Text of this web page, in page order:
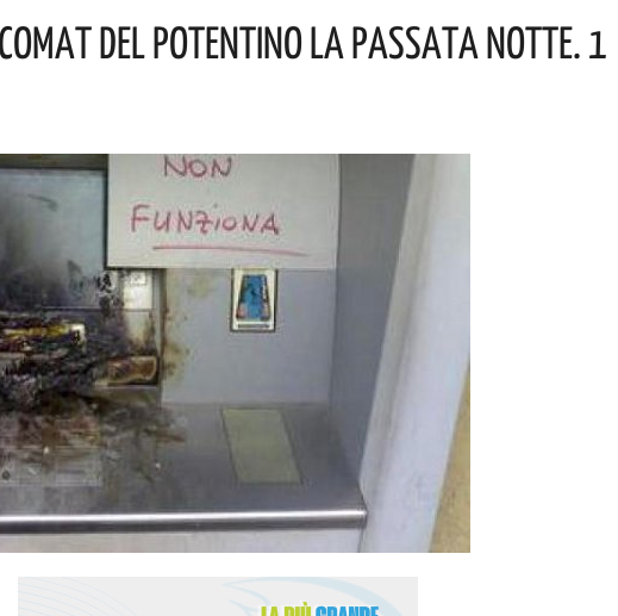
COSPITO È IL NUOVO COMMISSARIO. LE PAROLE DI BARDI
DI RUOTI: 78 PILOTI PRONTI A SFIDARSI SULLA EX SS7 APPIA. IN BOCCA AL LUPO!
DEL POTENTINO LA PASSATA NOTTE. 1